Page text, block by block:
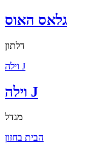
גלאס האוס
דלתון
וילה J
וילה J
מגדל
הבית בחזון